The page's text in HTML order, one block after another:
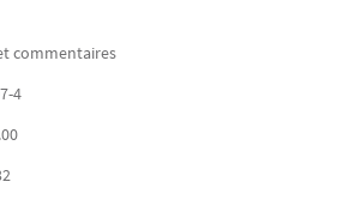
commentaires
4